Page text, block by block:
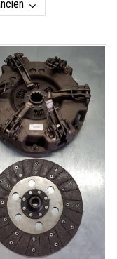
plus
au
plus
ancien